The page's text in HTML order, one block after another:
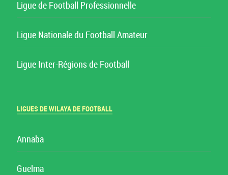
Ligue de Football Professionnelle
Ligue Nationale du Football Amateur
Ligue Inter-Régions de Football
LIGUES DE WILAYA DE FOOTBALL
Annaba
Guelma